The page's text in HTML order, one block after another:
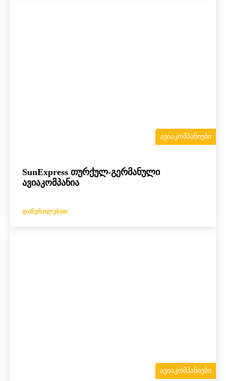
ᲐᲕᲘᲐᲙᲝᲛᲞᲐᲜᲘᲔᲑᲘ
SunExpress თურქულ-გერმანული
ავიაკომპანია
ᲓᲐᲬᲕᲠᲘᲚᲔᲑᲘᲗ
ᲐᲕᲘᲐᲙᲝᲛᲞᲐᲜᲘᲔᲑᲘ